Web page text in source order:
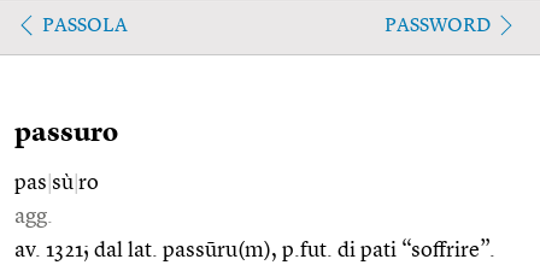
PASSOLA PASSWORD
passuro
pas sù ro
agg.
av. 1321; dal lat. passūru(m), p.fut. di pati “soffrire”.